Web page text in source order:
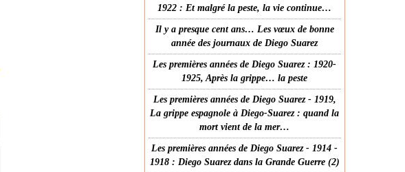
1922 : Et malgré la peste, la vie continue…
Il y a presque cent ans… Les vœux de bonne
année des journaux de Diego Suarez
Les premières années de Diego Suarez : 1920-
1925, Après la grippe… la peste
Les premières années de Diego Suarez - 1919,
La grippe espagnole à Diego-Suarez : quand la
mort vient de la mer…
Les premières années de Diego Suarez - 1914 -
1918 : Diego Suarez dans la Grande Guerre (2)